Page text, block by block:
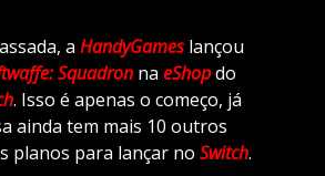
a HandyGames lançou
Squadronna eShopdo
. Isso é apenas o começo, já
ainda tem mais 10 outros
planos para lançar no Switch.